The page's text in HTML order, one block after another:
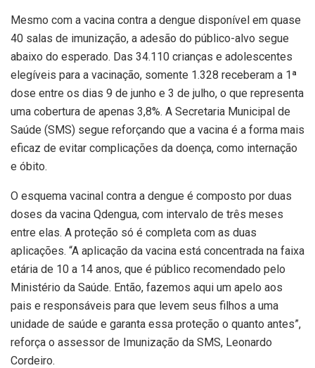
Mesmo com a vacina contra a dengue disponível em quase
40 salas de imunização, a adesão do público-alvo segue
abaixo do esperado. Das 34.110 crianças e adolescentes
elegíveis para a vacinação, somente 1.328 receberam a 1ª
dose entre os dias 9 de junho e 3 de julho, o que representa
uma cobertura de apenas 3,8%. A Secretaria Municipal de
Saúde (SMS) segue reforçando que a vacina é a forma mais
eficaz de evitar complicações da doença, como internação
e óbito.
O esquema vacinal contra a dengue é composto por duas
doses da vacina Qdengua, com intervalo de três meses
entre elas. A proteção só é completa com as duas
aplicações. “A aplicação da vacina está concentrada na faixa
etária de 10 a 14 anos, que é público recomendado pelo
Ministério da Saúde. Então, fazemos aqui um apelo aos
pais e responsáveis para que levem seus filhos a uma
unidade de saúde e garanta essa proteção o quanto antes”,
reforça o assessor de Imunização da SMS, Leonardo
Cordeiro.